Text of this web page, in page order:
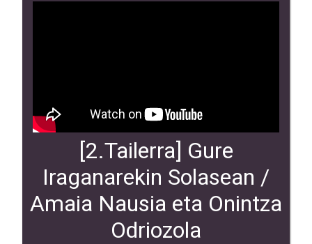
[2.Tailerra] Gure
Iraganarekin Solasean /
Amaia Nausia eta Onintza
Odriozola